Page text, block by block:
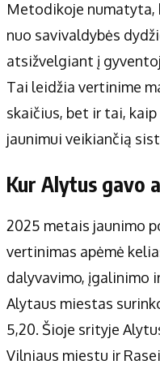
Metodikoje numatyta,
nuo savivaldybės
atsižvelgiant į
Tai leidžia vertinime
skaičius, bet ir tai,
jaunimui veikiančią
Kur Alytus gavo
2025 metais jaunimo
vertinimas apėmė
dalyvavimo, įgalinimo
Alytaus miestas
5,20. Šioje srityje
Vilniaus miestu ir